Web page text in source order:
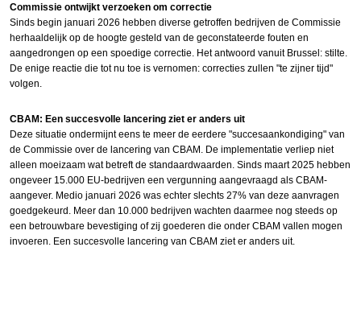
Commissie ontwijkt verzoeken om correctie
Sinds begin januari 2026 hebben diverse getroffen bedrijven de Commissie
herhaaldelijk op de hoogte gesteld van de geconstateerde fouten en
aangedrongen op een spoedige correctie. Het antwoord vanuit Brussel: stilte.
De enige reactie die tot nu toe is vernomen: correcties zullen "te zijner tijd"
volgen.
CBAM: Een succesvolle lancering ziet er anders uit
Deze situatie ondermijnt eens te meer de eerdere "succesaankondiging" van
de Commissie over de lancering van CBAM. De implementatie verliep niet
alleen moeizaam wat betreft de standaardwaarden. Sinds maart 2025 hebben
ongeveer 15.000 EU-bedrijven een vergunning aangevraagd als CBAM-
aangever. Medio januari 2026 was echter slechts 27% van deze aanvragen
goedgekeurd. Meer dan 10.000 bedrijven wachten daarmee nog steeds op
een betrouwbare bevestiging of zij goederen die onder CBAM vallen mogen
invoeren. Een succesvolle lancering van CBAM ziet er anders uit.